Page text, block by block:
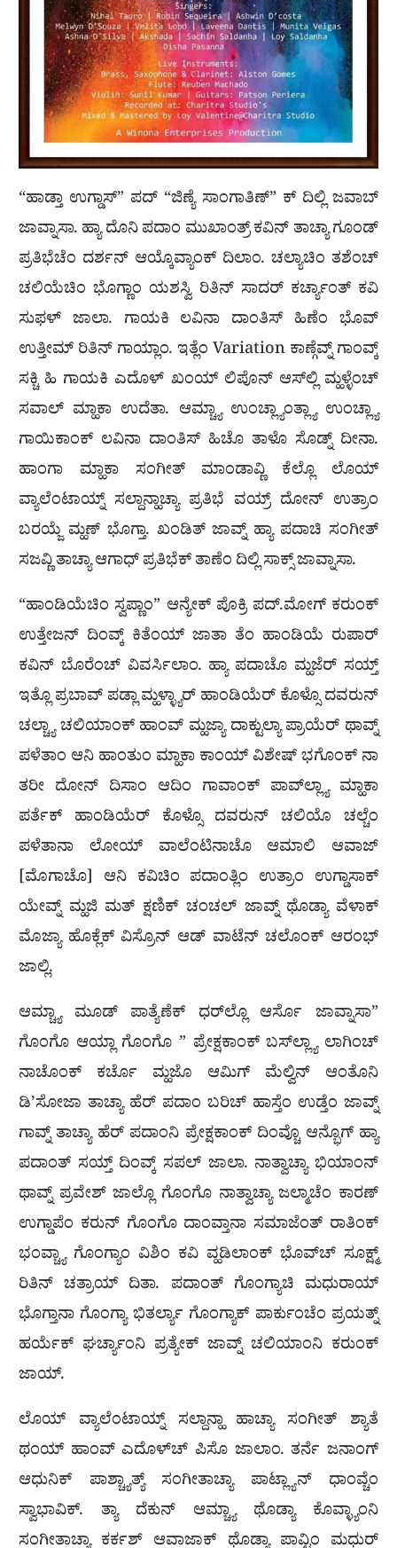
“ಹಾಡ್ತಾ ಉಗ್ಡಾಸ್” ಪದ್ “ಜಿಣ್ಯೆ ಸಾಂಗಾತಿಣ್” ಕ್ ದಿಲ್ಲಿ ಜವಾಬ್
ಜಾವ್ನಾಸಾ. ಹ್ಯಾ ದೊನಿ ಪದಾಂ ಮುಖಾಂತ್ರ್ ಕವಿನ್ ತಾಚ್ಯಾ ಗೂಂಡ್
ಪ್ರತಿಭೆಚೆಂ ದರ್ಶನ್ ಆಯ್ಕೊವ್ಯಾಂಕ್ ದಿಲಾಂ. ಚಲ್ಯಾಚಿಂ ತಶೆಂಚ್
ಚಲಿಯೆಚಿಂ ಭೊಗ್ಣಾಂ ಯಶಸ್ವಿ ರಿತಿನ್ ಸಾದರ್ ಕರ್ಚ್ಯಾಂತ್ ಕವಿ
ಸುಫಳ್ ಜಾಲಾ. ಗಾಯಕಿ ಲವಿನಾ ದಾಂತಿಸ್ ಹಿಣೆಂ ಭೊವ್
ಉತ್ತೀಮ್ ರಿತಿನ್ ಗಾಯ್ಲಾಂ. ಇತ್ಲೆಂ Variation ಕಾಣ್ಗೆವ್ನ್ ಗಾಂವ್ಕ್
ಸಕ್ಚಿ ಹಿ ಗಾಯಕಿ ಎದೊಳ್ ಖಂಯ್ ಲಿಪೊನ್ ಆಸ್‍ಲ್ಲಿ ಮ್ಹಳ್ಳೆಂಚ್
ಸವಾಲ್ ಮ್ಹಾಕಾ ಉದೆತಾ. ಆಮ್ಚ್ಯಾ ಉಂಚ್ಲ್ಯಾಂತ್ಲ್ಯಾ ಉಂಚ್ಲ್ಯಾ
ಗಾಯಿಕಾಂಕ್ ಲವಿನಾ ದಾಂತಿಸ್ ಹಿಚೊ ತಾಳೊ ಸೊಡ್ನ್ ದೀನಾ.
ಹಾಂಗಾ ಮ್ಹಾಕಾ ಸಂಗೀತ್ ಮಾಂಡಾವ್ಣಿ ಕೆಲ್ಲೊ ಲೊಯ್
ವ್ಯಾಲೆಂಟಾಯ್ನ್ ಸಲ್ದಾನ್ಹಾಚ್ಯಾ ಪ್ರತಿಭೆ ವಯ್ರ್ ದೋನ್ ಉತ್ರಾಂ
ಬರಯ್ಜೆ ಮ್ಹಣ್ ಭೊಗ್ತಾ. ಖಂಡಿತ್ ಜಾವ್ನ್ ಹ್ಯಾ ಪದಾಚಿ ಸಂಗೀತ್
ಸಜವ್ಣಿ ತಾಚ್ಯಾ ಆಗಾಧ್ ಪ್ರತಿಭೆಕ್ ತಾಣೆಂ ದಿಲ್ಲಿ ಸಾಕ್ಸ್ ಜಾವ್ನಾಸಾ.
“ಹಾಂಡಿಯೆಚಿಂ ಸ್ವಪ್ಣಾಂ” ಆನ್ಯೇಕ್ ಪೊಕ್ರಿ ಪದ್.ಮೋಗ್ ಕರುಂಕ್
ಉತ್ತೇಜನ್ ದಿಂವ್ಕ್ ಕಿತೆಂಯ್ ಜಾತಾ ತೆಂ ಹಾಂಡಿಯೆ ರುಪಾರ್
ಕವಿನ್ ಬೊರೆಂಚ್ ವಿವರ್ಸಿಲಾಂ. ಹ್ಯಾ ಪದಾಚೊ ಮ್ಹಜೆರ್ ಸಯ್ತ್
ಇತ್ಲೊ ಪ್ರಬಾವ್ ಪಡ್ಲಾ ಮ್ಹಳ್ಳ್ಯಾರ್ ಹಾಂಡಿಯೆರ್ ಕೊಳ್ಸೊ ದವರುನ್
ಚಲ್ಚ್ಯಾ ಚಲಿಯಾಂಕ್ ಹಾಂವ್ ಮ್ಹಜ್ಯಾ ದಾಕ್ಟುಲ್ಯಾ ಪ್ರಾಯೆರ್ ಥಾವ್ನ್
ಪಳೆತಾಂ ಆನಿ ಹಾಂತುಂ ಮ್ಹಾಕಾ ಕಾಂಯ್ ವಿಶೇಷ್ ಭಗೊಂಕ್ ನಾ
ತರೀ ದೋನ್ ದಿಸಾಂ ಆದಿಂ ಗಾವಾಂಕ್ ಪಾವ್‍ಲ್ಲ್ಯಾ ಮ್ಹಾಕಾ
ಪರ್ತೆಕ್ ಹಾಂಡಿಯೆರ್ ಕೊಳ್ಸೊ ದವರುನ್ ಚಲಿಯೊ ಚಲ್ಚೆಂ
ಪಳೆತಾನಾ ಲೋಯ್ ವಾಲೆಂಟಿನಾಚೊ ಆಮಾಲಿ ಆವಾಜ್
[ಮೊಗಾಚೊ] ಆನಿ ಕವಿಚಿಂ ಪದಾಂತ್ಲಿಂ ಉತ್ರಾಂ ಉಗ್ಡಾಸಾಕ್
ಯೇವ್ನ್ ಮ್ಹಜಿ ಮತ್ ಕ್ಷಣಿಕ್ ಚಂಚಲ್ ಜಾವ್ನ್ ಥೊಡ್ಯಾ ವೆಳಾಕ್
ಮೊಜ್ಯಾ ಹೊಕ್ಲೆಕ್ ವಿಸ್ರೊನ್ ಆಡ್ ವಾಟೆನ್ ಚಲೊಂಕ್ ಆರಂಭ್
ಜಾಲ್ಲಿ.
ಆಮ್ಚ್ಯಾ ಮೂಡ್ ಪಾತ್ಯೆಣೆಕ್ ಧರ್‌ಲ್ಲೊ ಆರ್ಸೊ ಜಾವ್ನಾಸಾ”
ಗೊಂಗೊ ಆಯ್ಲಾ ಗೊಂಗೊ ” ಪ್ರೇಕ್ಷಕಾಂಕ್ ಬಸ್‍ಲ್ಲ್ಯಾ ಲಾಗಿಂಚ್
ನಾಚೊಂಕ್ ಕರ್ಚೊ ಮ್ಹಜೊ ಆಮಿಗ್ ಮೆಲ್ವಿನ್ ಆಂತೊನಿ
ಡಿ’ಸೋಜಾ ತಾಚ್ಯಾ ಹೆರ್ ಪದಾಂ ಬರಿಚ್ ಹಾಸ್ತೆಂ ಉಡ್ತೆಂ ಜಾವ್ನ್
ಗಾವ್ನ್ ತಾಚ್ಯಾ ಹೆರ್ ಪದಾಂನಿ ಪ್ರೇಕ್ಷಕಾಂಕ್ ದಿಂವ್ಚೊ ಆನ್ಭೊಗ್ ಹ್ಯಾ
ಪದಾಂತ್ ಸಯ್ತ್ ದಿಂವ್ಕ್ ಸಪಲ್ ಜಾಲಾ. ನಾತ್ವಾಚ್ಯಾ ಭಿಯಾಂನ್
ಥಾವ್ನ್ ಪ್ರವೇಶ್ ಜಾಲ್ಲೊ ಗೊಂಗೊ ನಾತ್ವಾಚ್ಯಾ ಜಲ್ಮಾಚೆಂ ಕಾರಣ್
ಉಗ್ಡಾಪೆಂ ಕರುನ್ ಗೊಂಗೊ ದಾಂವ್ತಾನಾ ಸಮಾಜೆಂತ್ ರಾತಿಂಕ್
ಭಂವ್ಚ್ಯಾ ಗೊಂಗ್ಯಾಂ ವಿಶಿಂ ಕವಿ ವ್ಹಡಿಲಾಂಕ್ ಭೊವ್‍ಚ್ ಸೂಕ್ಷ್ಮ್
ರಿತಿನ್ ಚತ್ರಾಯ್ ದಿತಾ. ಪದಾಂತ್ ಗೊಂಗ್ಯಾಚಿ ಮಧುರಾಯ್
ಭೊಗ್ತಾನಾ ಗೊಂಗ್ಯಾ ಭಿತರ್ಲ್ಯಾ ಗೊಂಗ್ಯಾಕ್ ಪಾರ್ಕುಂಚೆಂ ಪ್ರಯತ್ನ್
ಹರ್ಯೆಕ್ ಘರ್ಚ್ಯಾಂನಿ ಪ್ರತ್ಯೇಕ್ ಜಾವ್ನ್ ಚಲಿಯಾಂನಿ ಕರುಂಕ್
ಜಾಯ್.
ಲೊಯ್ ವ್ಯಾಲೆಂಟಾಯ್ನ್ ಸಲ್ದಾನ್ಹಾ ಹಾಚ್ಯಾ ಸಂಗೀತ್ ಶ್ಯಾತೆ
ಥಂಯ್ ಹಾಂವ್ ಎದೊಳ್‍ಚ್ ಪಿಸೊ ಜಾಲಾಂ. ತರ್ನೆ ಜನಾಂಗ್
ಆಧುನಿಕ್ ಪಾಶ್ಚ್ಯಾತ್ಯ್ ಸಂಗೀತಾಚ್ಯಾ ಪಾಟ್ಲ್ಯಾನ್ ಧಾಂವ್ಚೆಂ
ಸ್ವಾಭಾವಿಕ್. ತ್ಯಾ ದೆಕುನ್ ಆಮ್ಚ್ಯಾ ಥೊಡ್ಯಾ ಕೊವ್ಳ್ಯಾಂನಿ